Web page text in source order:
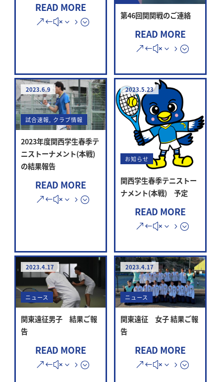
READ MORE
第46回関関戦のご連絡
READ MORE
2023.6.9
試合速報, クラブ情報
2023年度関西学生春季テ
ニストーナメント(本戦)
の結果報告
READ MORE
2023.5.23
お知らせ
関西学生春季テニストー
ナメント(本戦) 予定
READ MORE
2023.4.17
ニュース
関東遠征男子 結果ご報
告
READ MORE
2023.4.17
ニュース
関東遠征 女子 結果ご報
告
READ MORE